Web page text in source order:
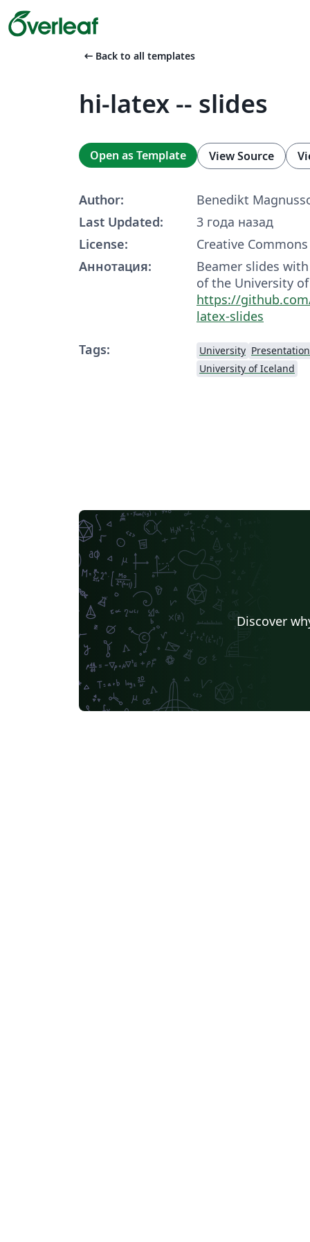
arrow_left_alt Back to all templates
hi-latex -- slides
Open as Template View Source
Author:
Benedikt
Last Updated:
3 года назад
License:
Creative Commons
Аннотация:
Beamer slides
of the University
https://
latex-slides
Tags:
University
University of Iceland
Discover